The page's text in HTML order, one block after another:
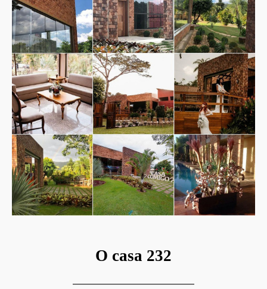
O casa 232